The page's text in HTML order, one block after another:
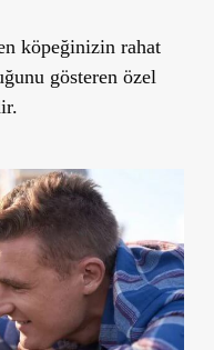
köpeğinizin rahat
gösteren özel